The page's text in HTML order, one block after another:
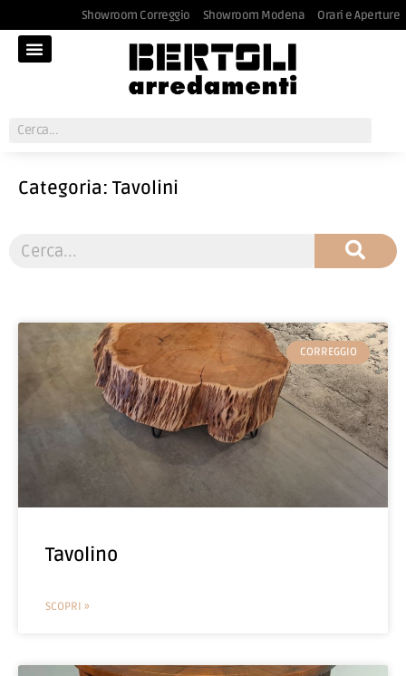
Showroom Correggio Showroom Modena Orari e Aperture
Categoria: Tavolini
CORREGGIO
Tavolino
SCOPRI »